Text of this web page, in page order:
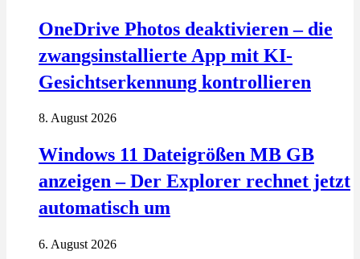
OneDrive Photos deaktivieren – die
zwangsinstallierte App mit KI-
Gesichtserkennung kontrollieren
8. August 2026
Windows 11 Dateigrößen MB GB
anzeigen – Der Explorer rechnet jetzt
automatisch um
6. August 2026